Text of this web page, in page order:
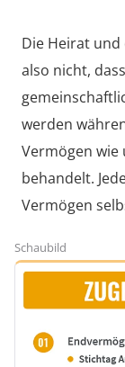
Schaubild
Die Heirat
also nicht,
werden
Vermögen
behandelt.
Vermögen